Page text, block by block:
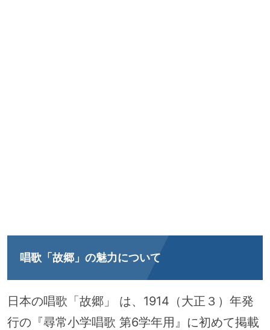
唱歌「故郷」の魅力について
日本の唱歌「故郷」 は、1914（大正３）年発
行の『尋常小学唱歌 第6学年用』に初めて掲載